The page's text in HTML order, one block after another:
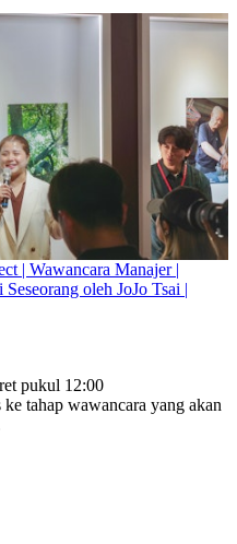
| Wawancara Manajer |
oleh JoJo Tsai |
pukul 12:00
tahap wawancara yang akan